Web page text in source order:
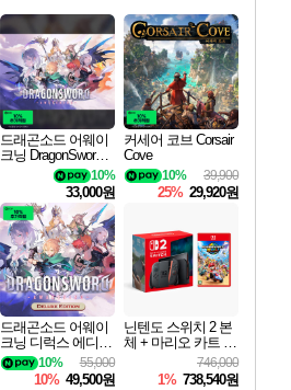
네이버혜택과 함께 만나보세요!
50%할인&추가 적립까지!
이니&베니 혜택까지!
네이버 혜택가와 함께 예약하세요!
할인&네이버혜택으로 만나보세요!
네이버페이 혜택과 만나보세요!
40주년 프로모션으로 만나보세요!
할인가에 만나보세요!
일부 에디션 상시 할인!
혜택으로 예약 판매 중
편안하게 충전하세요
드래곤소드 어웨이
크닝 DragonSword A
10%
33,000원
커세어 코브 Corsair
Cove
39,900
10%
25% 29,920원
드래곤소드 어웨이
크닝 디럭스 에디션
DragonSword Awake
ning Deluxe Edition
55,000
10%
10% 49,500원
닌텐도 스위치 2 본
체 + 마리오 카트 월
746,000
1% 738,540원